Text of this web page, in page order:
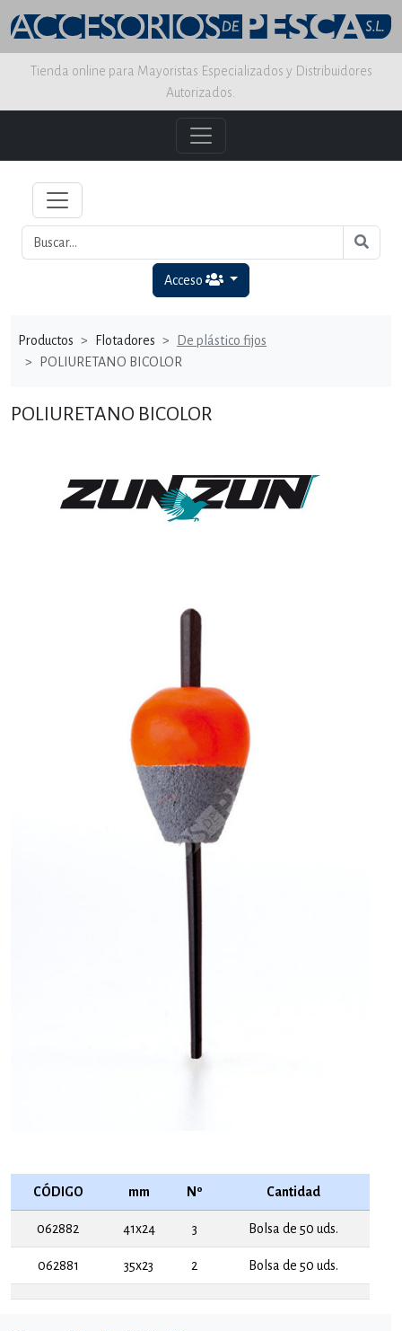
Tienda online para Mayoristas Especializados y Distribuidores
Autorizados.
Acceso
Productos Flotadores
De plástico fijos
POLIURETANO BICOLOR
POLIURETANO BICOLOR
CÓDIGO mm Nº Cantidad
062882 41x24 3 Bolsa de 50 uds.
062881 35x23 2 Bolsa de 50 uds.